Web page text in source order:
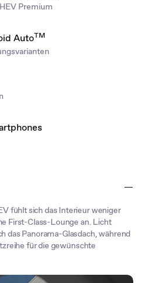
Premium
AutoTM
fühlt sich das Interieur weniger
First-Class-Lounge an. Licht
das Panorama-Glasdach, während
für die gewünschte